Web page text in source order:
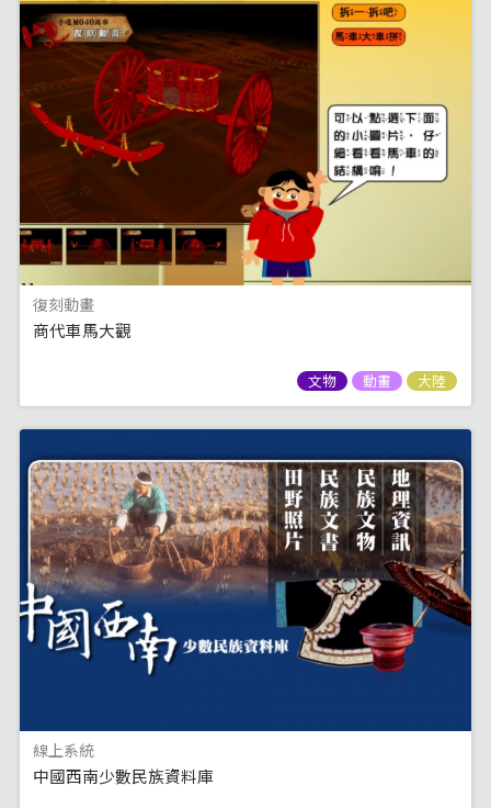
復刻動畫
商代車馬大觀
文物 動畫 大陸
線上系統
中國西南少數民族資料庫